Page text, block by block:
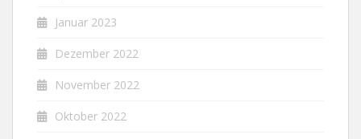
Januar 2023
Dezember 2022
November 2022
Oktober 2022